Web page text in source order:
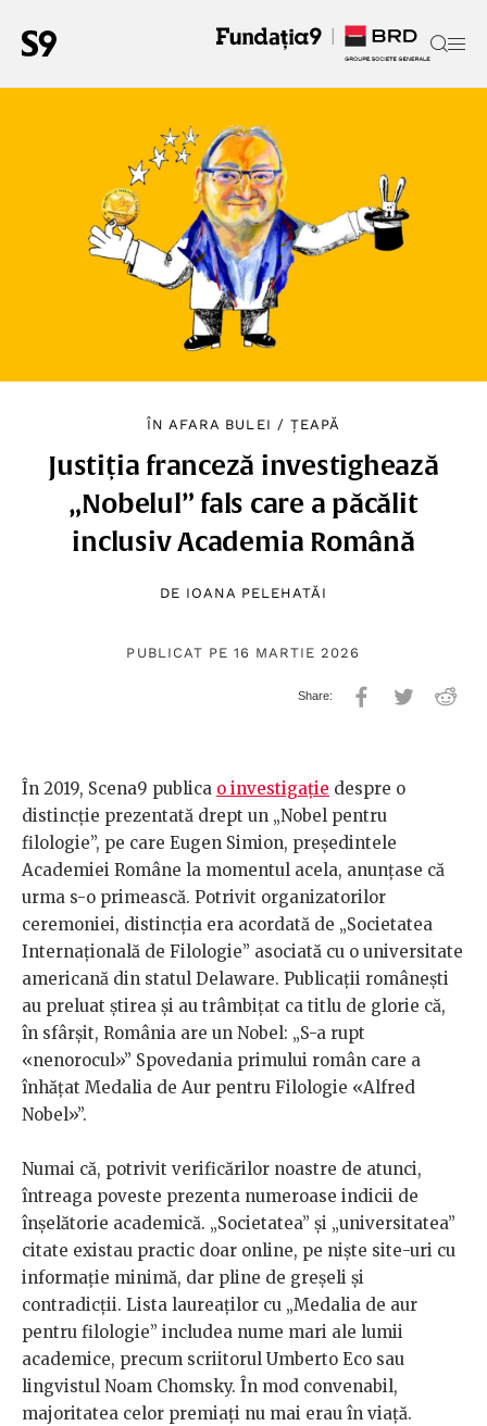
ÎN AFARA BULEI / ȚEAPĂ
Justiția franceză investighează
„Nobelul” fals care a păcălit
inclusiv Academia Română
DE IOANA PELEHATĂI
PUBLICAT PE 16 MARTIE 2026
În 2019, Scena9 publica o investigație despre o
distincție prezentată drept un „Nobel pentru
filologie”, pe care Eugen Simion, președintele
Academiei Române la momentul acela, anunțase că
urma s-o primească. Potrivit organizatorilor
ceremoniei, distincția era acordată de „Societatea
Internațională de Filologie” asociată cu o universitate
americană din statul Delaware. Publicații românești
au preluat știrea și au trâmbițat ca titlu de glorie că,
în sfârșit, România are un Nobel: „S-a rupt
«nenorocul»” Spovedania primului român care a
înhățat Medalia de Aur pentru Filologie «Alfred
Nobel»”.
Numai că, potrivit verificărilor noastre de atunci,
întreaga poveste prezenta numeroase indicii de
înșelătorie academică. „Societatea” și „universitatea”
citate existau practic doar online, pe niște site-uri cu
informație minimă, dar pline de greșeli și
contradicții. Lista laureaților cu „Medalia de aur
pentru filologie” includea nume mari ale lumii
academice, precum scriitorul Umberto Eco sau
lingvistul Noam Chomsky. În mod convenabil,
majoritatea celor premiați nu mai erau în viață.